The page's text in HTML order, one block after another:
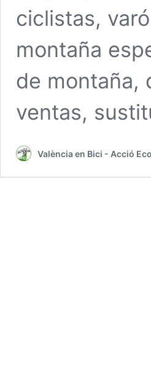
ciclistas,
montaña
de montaña,
ventas,
València en Bici - Acció